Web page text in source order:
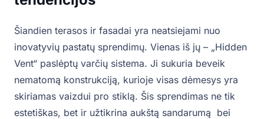
Šiandien terasos ir fasadai yra neatsiejami nuo
inovatyvių pastatų sprendimų. Vienas iš jų – „Hidden
Vent“ paslėptų varčių sistema. Ji sukuria beveik
nematomą konstrukciją, kurioje visas dėmesys yra
skiriamas vaizdui pro stiklą. Šis sprendimas ne tik
estetiškas, bet ir užtikrina aukštą sandarumą bei